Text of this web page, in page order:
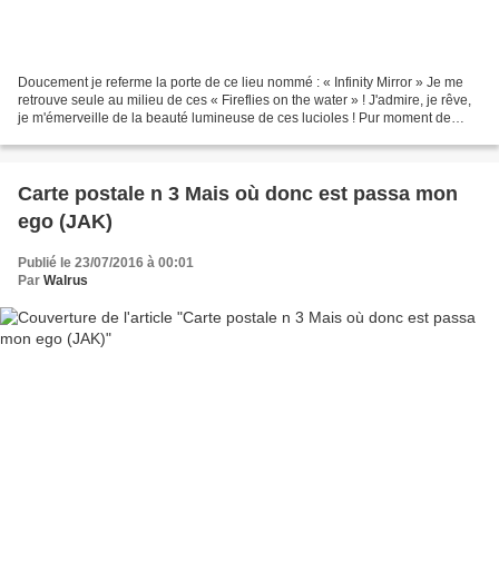
Doucement je referme la porte de ce lieu nommé : « Infinity Mirror » Je me
retrouve seule au milieu de ces « Fireflies on the water » ! J'admire, je rêve,
je m'émerveille de la beauté lumineuse de ces lucioles ! Pur moment de
Carte postale n 3 Mais où donc est passa mon
ego (JAK)
Publié le 23/07/2016 à 00:01
Par Walrus